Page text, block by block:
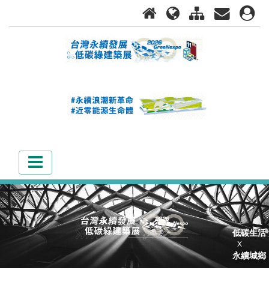
低碳生活
X
永續城鄉